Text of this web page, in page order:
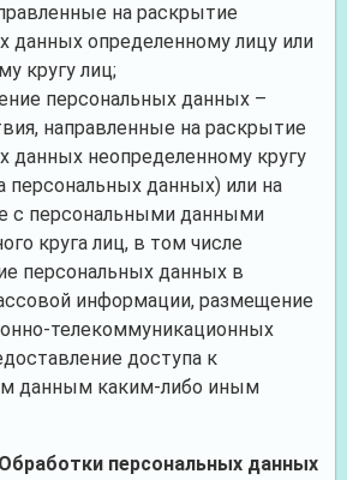
на раскрытие
данных определенному лицу или
кругу лиц;
персональных данных –
направленные на раскрытие
данных неопределенному кругу
персональных данных) или на
с персональными данными
круга лиц, в том числе
персональных данных в
информации, размещение
телекоммуникационных
доступа к
данным каким-либо иным
персональных данных